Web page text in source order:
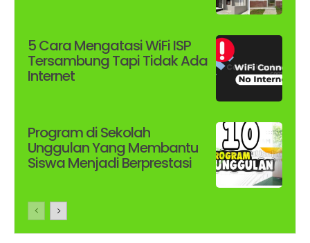
5 Cara Mengatasi WiFi ISP
Tersambung Tapi Tidak Ada
Internet
Program di Sekolah
Unggulan Yang Membantu
Siswa Menjadi Berprestasi